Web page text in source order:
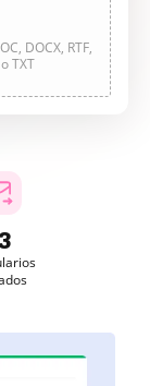
DOCX, RTF,
TXT